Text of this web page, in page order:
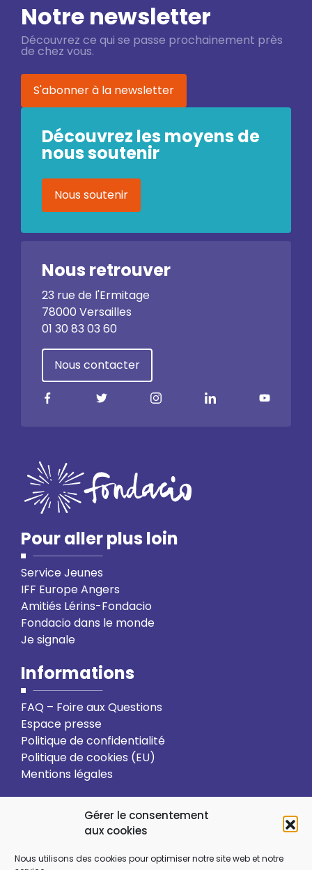
Gérer le consentement
aux cookies
Nous utilisons des cookies pour optimiser notre site web et notre
Notre newsletter
Découvrez ce qui se passe prochainement près
de chez vous.
S'abonner à la newsletter
Découvrez les moyens de
nous soutenir
Nous soutenir
Nous retrouver
23 rue de l'Ermitage
78000 Versailles
01 30 83 03 60
Nous contacter
Pour aller plus loin
Service Jeunes
IFF Europe Angers
Amitiés Lérins-Fondacio
Fondacio dans le monde
Je signale
Informations
FAQ – Foire aux Questions
Espace presse
Politique de confidentialité
Politique de cookies (EU)
Mentions légales
Action solidaire Formation